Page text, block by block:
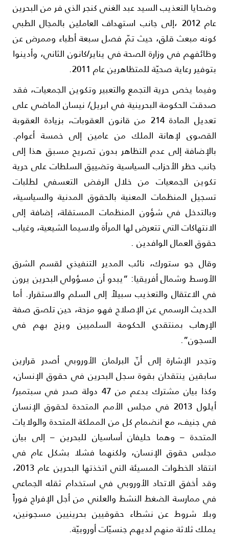
التعذيب السيد عبد الغني كنجر الذي فر من البحرين
عام 2012 ،إلى جانب استهداف العاملين بالمجال الطبي
مبعث قلق، حيث تمّ فصل سبعة أطباء وممرض عن
في وزارة الصحة في يناير/كانون الثاني، وأدينوا
رعاية صحيّة للمتظاهرين عام 2011.
يخص حرية التجمع والتعبير وتكوين الجمعيات، فقد
الحكومة البحرينية في ابريل/ نيسان الماضي على
تعديل المادة 214 من قانون العقوبات، بزيادة العقوبة
لإهانة الملك من عامين إلى خمسة أعوام.
إلى عدم التظاهر بدون تصريح مسبق هذا إلى
حظر الأحزاب السياسية وتضييق السلطات على حرية
الجمعيات من خلال الرفض التعسفي لطلبات
المنظمات المعنية بالحقوق المدنية والسياسية،
في شؤون المنظمات المستقلة، إضافة إلى
التي تتعرض لها المرأة ولاسيما الشيعية، وغياب
العمال الوافدين .
جو ستورك، نائب المدير التنفيذي لقسم الشرق
وشمال أفريقيا: “يبدو أن مسؤولي البحرين يرون
الاعتقال والتعذيب سبيلاً إلى السلم والاستقرار. أما
الرسمي عن الإصلاح فهو مزحة، حين تلصق صفة
بمنتقدي الحكومة السلميين ويزج بهم في
الإشارة إلى أنّ البرلمان الأوروبي أصدر قرارين
ينتقدان بقوة سجل البحرين في حقوق الإنسان،
وكذا بيان مشترك بدعم من 47 دولة صدر في سبتمبر/
أيلول 2013 في مجلس الأمم المتحدة لحقوق الإنسان
جنيف، مع انضمام كل من المملكة المتحدة والولايات
– وهما حليفان أساسيان للبحرين – إلى بيان
حقوق الإنسان، ولكنهما فشلا بشكل عام في
انتقاد الخطوات المسيئة التي اتخذتها البحرين عام 2013،
أخفق الاتحاد الأوروبي في استخدام ثقله الجماعي
ممارسة الضغط النشط والعلني من أجل الإفراج فوراً
شروط عن نشطاء حقوقيين بحرينيين مسجونين،
ثلاثة منهم لديهم جنسيّات أوروبيّة.